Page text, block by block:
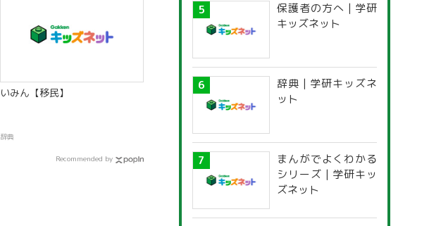
いみん【移民】
辞典
Recommended by
保護者の方へ | 学研
キッズネット
辞典 | 学研キッズネ
ット
まんがでよくわかる
シリーズ | 学研キッ
ズネット